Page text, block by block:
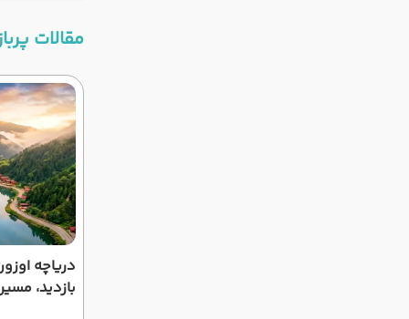
مقالات
دریاچه
بازدید،